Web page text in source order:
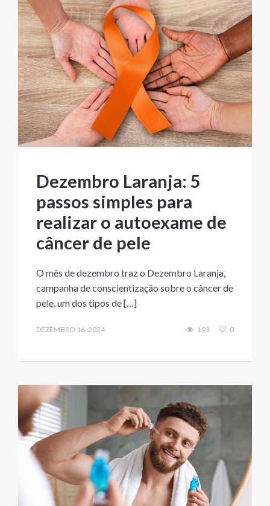
Dezembro Laranja: 5
passos simples para
realizar o autoexame de
câncer de pele
O mês de dezembro traz o Dezembro Laranja,
campanha de conscientização sobre o câncer de
pele, um dos tipos de […]
DEZEMBRO 16, 2024 193 0